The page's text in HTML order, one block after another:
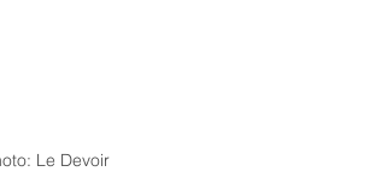
Le Devoir